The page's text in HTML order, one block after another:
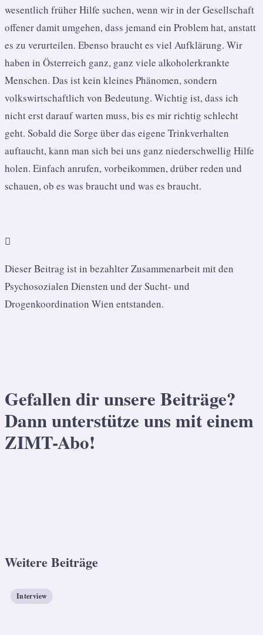
wesentlich früher Hilfe suchen, wenn wir in der Gesellschaft
offener damit umgehen, dass jemand ein Problem hat, anstatt
es zu verurteilen. Ebenso braucht es viel Aufklärung. Wir
haben in Österreich ganz, ganz viele alkoholerkrankte
Menschen. Das ist kein kleines Phänomen, sondern
volkswirtschaftlich von Bedeutung. Wichtig ist, dass ich
nicht erst darauf warten muss, bis es mir richtig schlecht
geht. Sobald die Sorge über das eigene Trinkverhalten
auftaucht, kann man sich bei uns ganz niederschwellig Hilfe
holen. Einfach anrufen, vorbeikommen, drüber reden und
schauen, ob es was braucht und was es braucht.

Dieser Beitrag ist in bezahlter Zusammenarbeit mit den
Psychosozialen Diensten und der Sucht- und
Drogenkoordination Wien entstanden.
Gefallen dir unsere Beiträge?
Dann unterstütze uns mit einem
ZIMT-Abo!
Weitere Beiträge
Interview